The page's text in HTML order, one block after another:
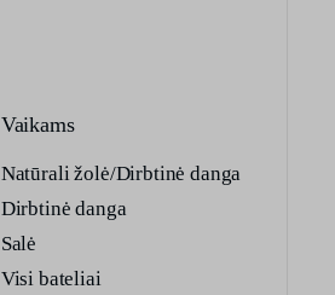
Vaikams
Natūrali žolė/Dirbtinė danga
Dirbtinė danga
Salė
Visi bateliai